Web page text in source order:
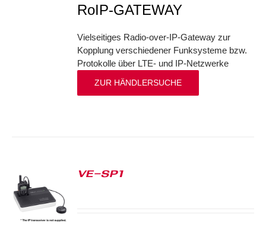
RoIP-GATEWAY
Vielseitiges Radio-over-IP-Gateway zur
Kopplung verschiedener Funksysteme bzw.
Protokolle über LTE- und IP-Netzwerke
ZUR HÄNDLERSUCHE
VE-SP1